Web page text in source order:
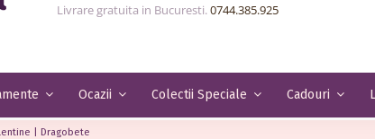
Livrare gratuita in Bucuresti. 0744.385.925
Ocazii Colectii Speciale Cadouri
| Dragobete